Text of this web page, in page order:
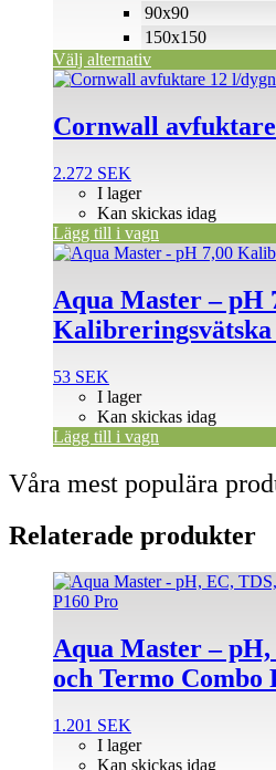
90x90
150x150
Välj alternativ
Cornwall
2.272 SEK
I lager
Kan skickas idag
Lägg till i vagn
Aqua Master – pH
Kalibreringsvätska
53 SEK
I lager
Kan skickas idag
Lägg till i vagn
Våra mest populära
Relaterade produkter
Aqua Master –
och Termo Combo
1.201 SEK
I lager
Kan skickas idag